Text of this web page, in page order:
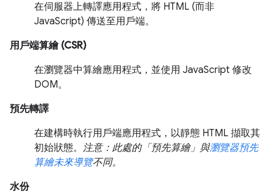
在伺服器上轉譯應用程式，將 HTML (而非
JavaScript) 傳送至用戶端。
用戶端算繪 (CSR)
在瀏覽器中算繪應用程式，並使用 JavaScript 修改
DOM。
預先轉譯
在建構時執行用戶端應用程式，以靜態 HTML 擷取其
初始狀態。 注意：此處的「預先算繪」與瀏覽器預先
算繪未來導覽不同。
水份